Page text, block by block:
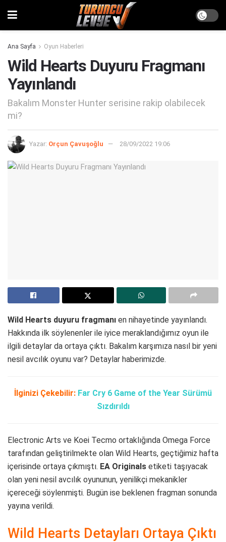
Ana Sayfa Oyun Haberleri
Wild Hearts Duyuru Fragmanı
Yayınlandı
Bakalım Monster Hunter serisine rakip olabilecek
mi?
Yazar: Orçun Çavuşoğlu 28/09/2022 19:06
Wild Hearts duyuru fragmanı en nihayetinde yayınlandı.
Hakkında ilk söylenenler ile iyice meraklandığımız oyun ile
ilgili detaylar da ortaya çıktı. Bakalım karşımıza nasıl bir yeni
nesil avcılık oyunu var? Detaylar haberimizde.
İlginizi Çekebilir: Far Cry 6 Game of the Year Sürümü
Sızdırıldı
Electronic Arts ve Koei Tecmo ortaklığında Omega Force
tarafından geliştirilmekte olan Wild Hearts, geçtiğimiz hafta
içerisinde ortaya çıkmıştı. EA Originals etiketi taşıyacak
olan yeni nesil avcılık oyununun, yenilikçi mekanikler
içereceği söylenmişti. Bugün ise beklenen fragman sonunda
yayına verildi.
Wild Hearts Detayları Ortaya Çıktı